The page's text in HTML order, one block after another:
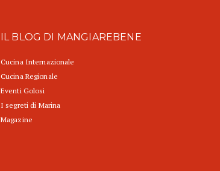
IL BLOG DI MANGIAREBENE
Cucina Internazionale
Cucina Regionale
Eventi Golosi
I segreti di Marina
Magazine